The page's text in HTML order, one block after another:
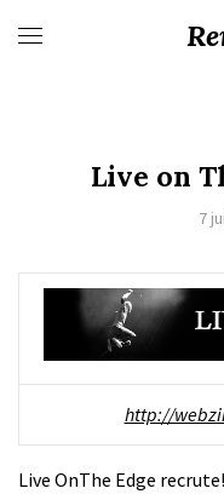
Live on
7
http://
Live OnThe Edge